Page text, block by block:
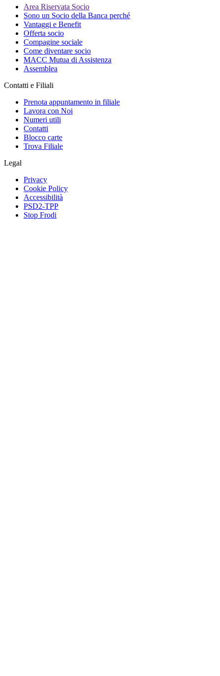
Area Riservata Socio
Sono un Socio della Banca perché
Vantaggi e Benefit
Offerta socio
Compagine sociale
Come diventare socio
MACC Mutua di Assistenza
Assemblea
Contatti e Filiali
Prenota appuntamento in filiale
Lavora con Noi
Numeri utili
Contatti
Blocco carte
Trova Filiale
Legal
Privacy
Cookie Policy
Accessibilità
PSD2-TPP
Stop Frodi